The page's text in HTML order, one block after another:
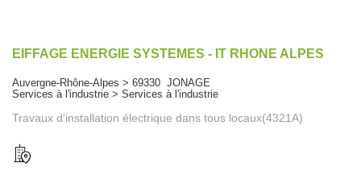
EIFFAGE ENERGIE SYSTEMES - IT RHONE ALPES
Auvergne-Rhône-Alpes > 69330 JONAGE
Services à l'industrie > Services à l'industrie
Travaux d'installation électrique dans tous locaux(4321A)